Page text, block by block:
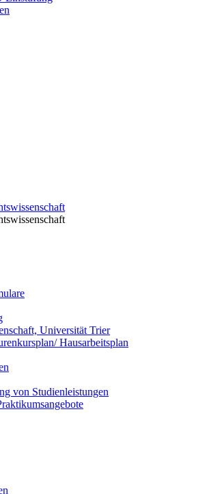
Universität Trier
Hausarbeitsplan
von Studienleistungen